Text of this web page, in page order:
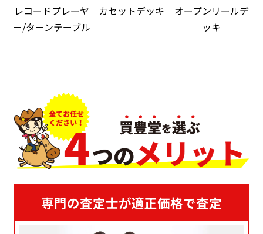
レコードプレーヤ
ー/ターンテーブル
カセットデッキ
オープンリールデ
ッキ
専門の査定士が適正価格で査定